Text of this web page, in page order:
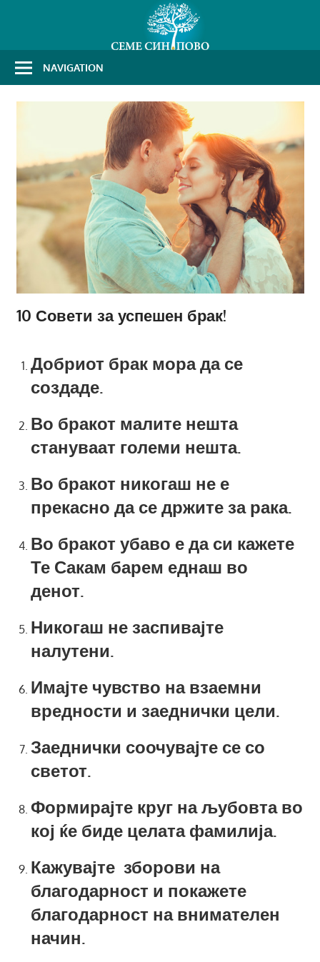
NAVIGATION
10 Совети за успешен брак!
Добриот брак мора да се
создаде.
Во бракот малите нешта
стануваат големи нешта.
Во бракот никогаш не е
прекасно да се држите за рака.
Во бракот убаво е да си кажете
Те Сакам барем еднаш во
денот.
Никогаш не заспивајте
налутени.
Имајте чувство на взаемни
вредности и заеднички цели.
Заеднички соочувајте се со
светот.
Формирајте круг на љубовта во
кој ќе биде целата фамилија.
Кажувајте зборови на
благодарност и покажете
благодарност на внимателен
начин.